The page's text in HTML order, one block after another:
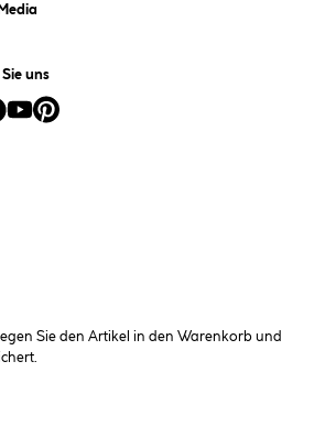
Sie uns
Sie den Artikel in den Warenkorb und